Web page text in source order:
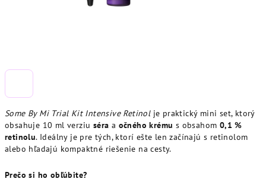
Some By Mi Trial Kit Intensive Retinolje praktický mini set, ktorý
obsahuje 10 ml verziu séra a očného krému s obsahom 0,1 %
retinolu. Ideálny je pre tých, ktorí ešte len začínajú s retinolom
alebo hľadajú kompaktné riešenie na cesty.
Prečo si ho obľúbite?